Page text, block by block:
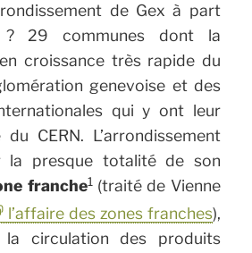
de Gex à part
? 29 communes dont la
croissance très rapide du
genevoise et des
qui y ont leur
CERN. L’arrondissement
la presque totalité de son
franche1(traité de Vienne
l’affaire des zones franches),
circulation des produits